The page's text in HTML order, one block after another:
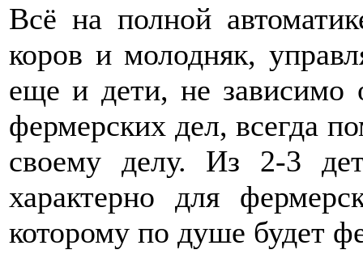
Всё на полной
коров и молодняк,
еще и дети, не зависимо
фермерских дел, всегда
своему делу. Из 2-3
характерно для
которому по душе будет